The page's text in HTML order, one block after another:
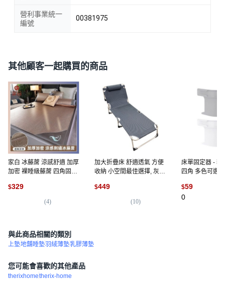
營利事業統一
編號
00381975
其他顧客一起購買的商品
家白 冰藤蓆 涼感舒適 加厚
加密 裸睡級藤蓆 四角固定
$329
(4)
加大折疊床 舒適透氣 方便
收納 小空間最佳選擇, 灰色
$449
(10)
床單固定器 - 輕
四角 多色可選
$59
0
與此商品相關的類別
上墊地舖睡墊羽絨薄墊乳膠薄墊
您可能會喜歡的其他產品
therixhometherix-home